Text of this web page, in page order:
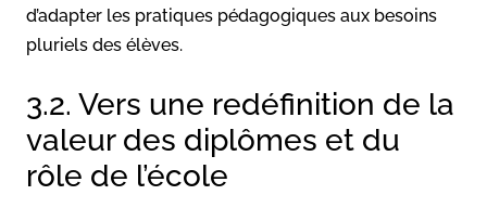
d’adapter les pratiques pédagogiques aux besoins
pluriels des élèves.
3.2. Vers une redéfinition de la
valeur des diplômes et du
rôle de l’école